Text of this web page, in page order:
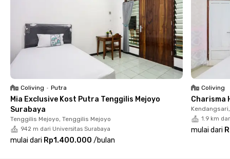
Budi Anugrah Djuanda Airport Surabaya menawarkan kamar
yang sudah dilengkapi perabot, TV, AC, koneksi WiFi, serta
kamar mandi dalam dengan shower. Selain itu, kamu juga bisa
menggunakan area parkir berbayar jika ingin memarkirkan
kendaraan pribadimu. Yuk, langsung booking kamarmu sekarang
juga di kost Surabaya dekat bandara ini!
Coliving • Putra
Mia Exclusive Kost Putra Tenggilis Mejoyo
Surabaya
Tenggilis Mejoyo, Tenggilis Mejoyo
942 m dari Universitas Surabaya
mulai dari Rp1.400.000 /bulan
Coliving
Charisma
1.9 km
mulai dari